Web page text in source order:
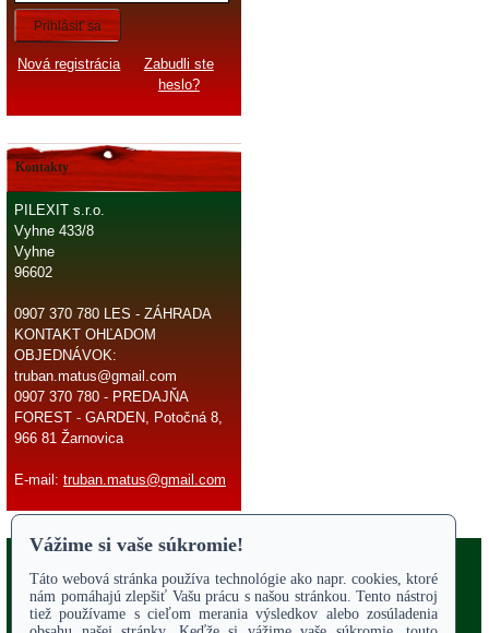
Prihlásiť sa
Nová registrácia
Zabudli ste
heslo?
Kontakty
PILEXIT s.r.o.
Vyhne 433/8
Vyhne
96602
0907 370 780 LES - ZÁHRADA
KONTAKT OHĽADOM
OBJEDNÁVOK:
truban.matus@gmail.com
0907 370 780 - PREDAJŇA
FOREST - GARDEN, Potočná 8,
966 81 Žarnovica
E-mail: truban.matus@gmail.com
Copyright 2017 Odstúpiť od zmluvy
ÚVODNÁ STRANA
Online parts katalógy